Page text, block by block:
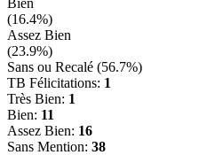
Bien
(16.4%)
Assez Bien
(23.9%)
Sans ou Recalé (56.7%)
TB Félicitations: 1
Très Bien: 1
Bien: 11
Assez Bien: 16
Sans Mention: 38